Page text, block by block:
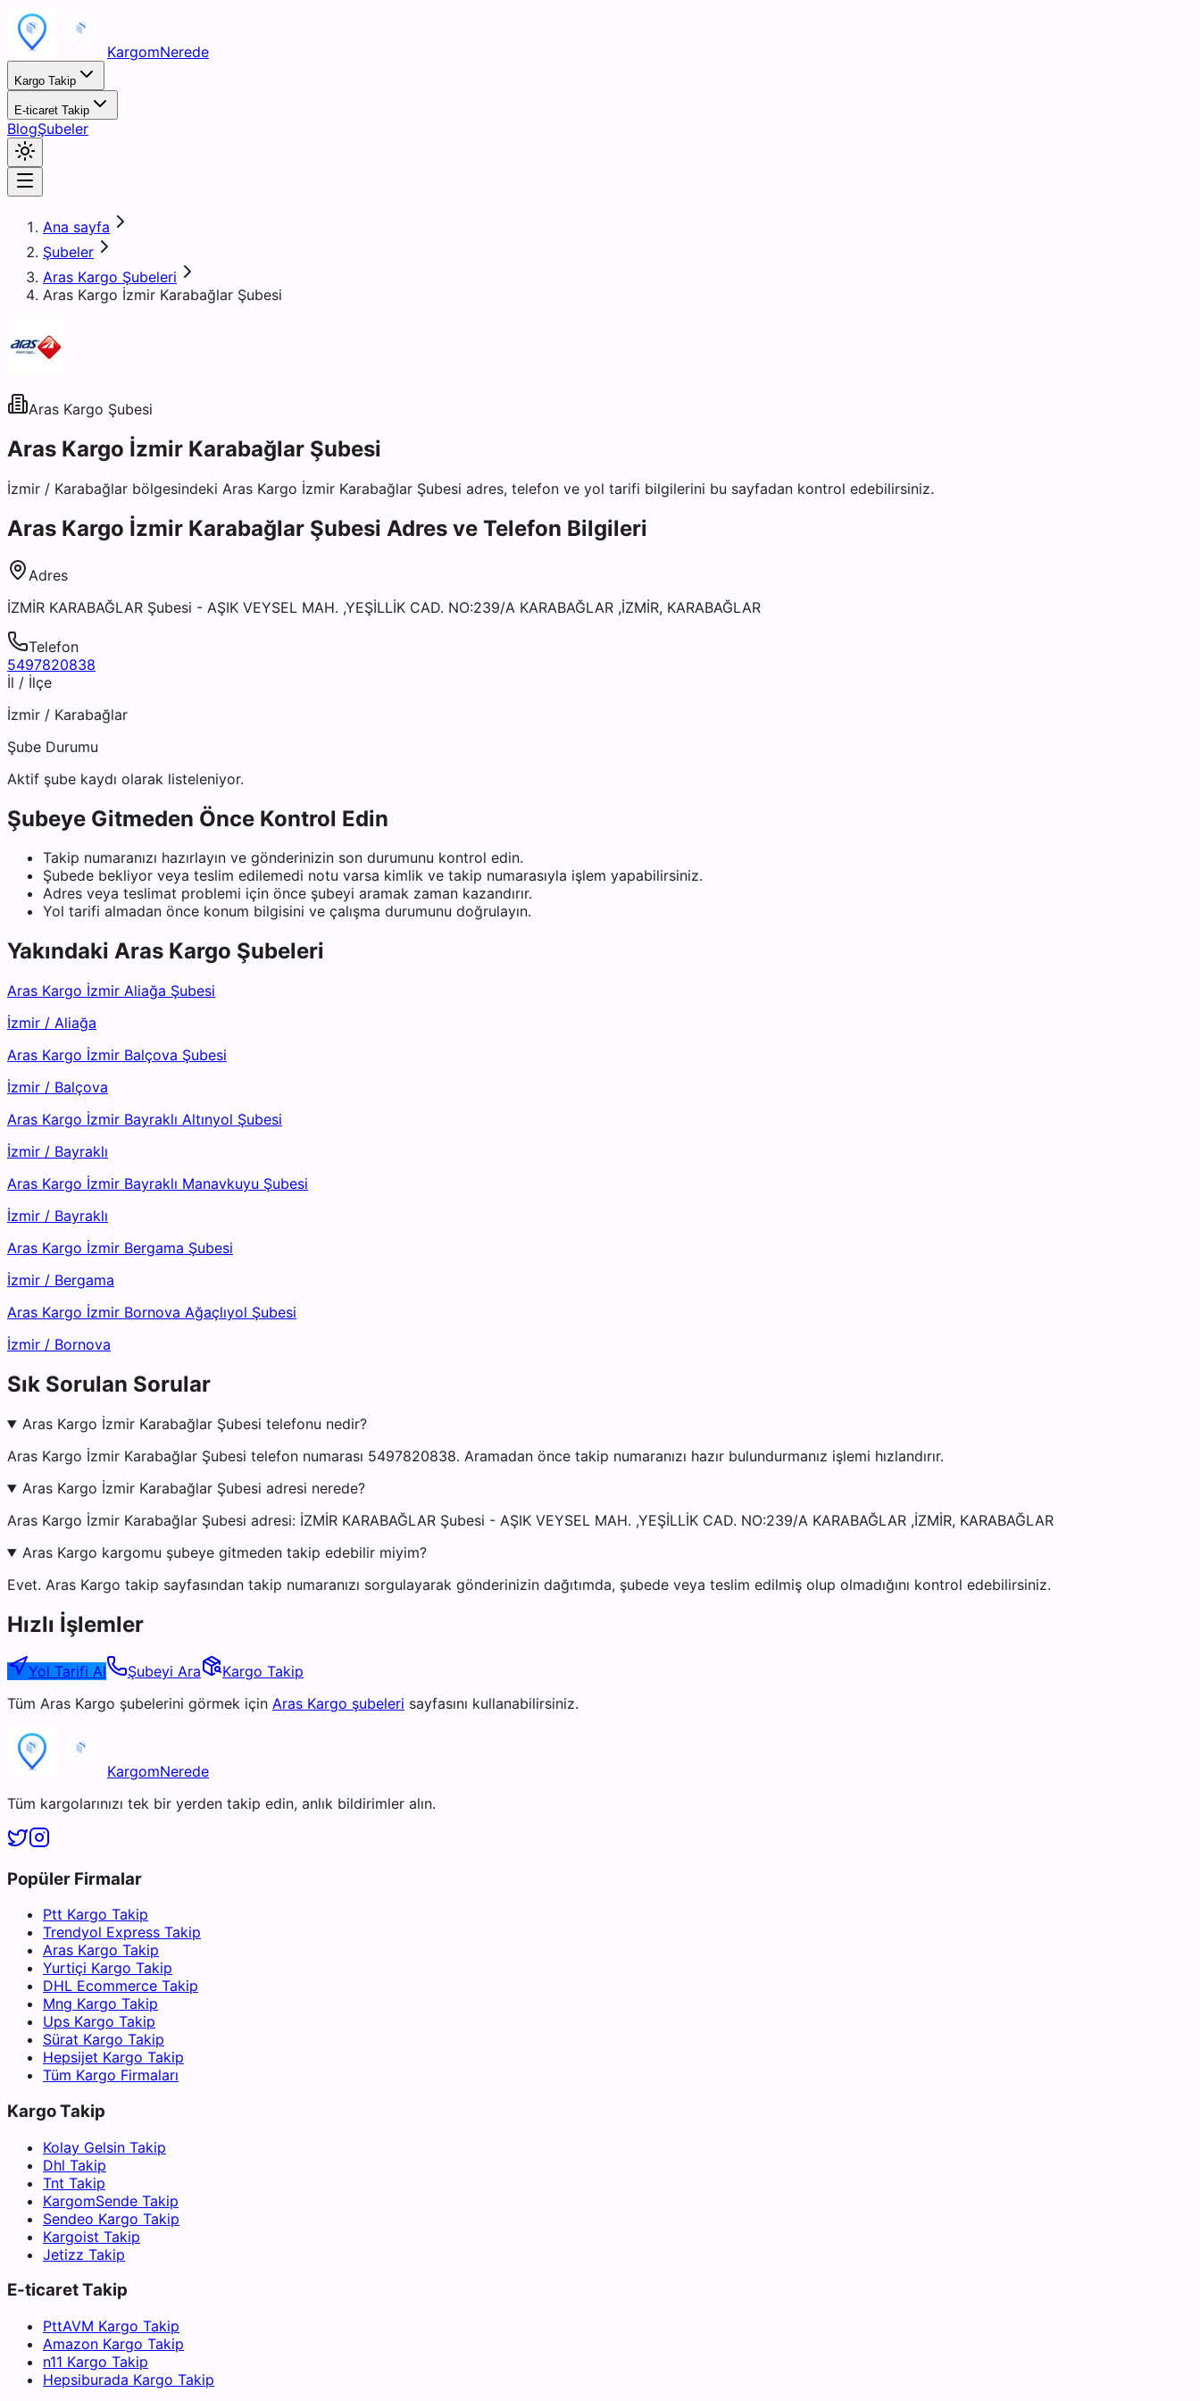
KargomNerede
Kargo Takip
E-ticaret Takip
BlogŞubeler
Ana sayfa
Şubeler
Aras Kargo Şubeleri
Aras Kargo İzmir Karabağlar Şubesi
Aras Kargo Şubesi
Aras Kargo İzmir Karabağlar Şubesi
İzmir / Karabağlar bölgesindeki Aras Kargo İzmir Karabağlar Şubesi adres, telefon ve yol tarifi bilgilerini bu sayfadan kontrol edebilirsiniz.
Aras Kargo İzmir Karabağlar Şubesi Adres ve Telefon Bilgileri
Adres
İZMİR KARABAĞLAR Şubesi - AŞIK VEYSEL MAH. ,YEŞİLLİK CAD. NO:239/A KARABAĞLAR ,İZMİR, KARABAĞLAR
Telefon
5497820838
İl / İlçe
İzmir / Karabağlar
Şube Durumu
Aktif şube kaydı olarak listeleniyor.
Şubeye Gitmeden Önce Kontrol Edin
Takip numaranızı hazırlayın ve gönderinizin son durumunu kontrol edin.
Şubede bekliyor veya teslim edilemedi notu varsa kimlik ve takip numarasıyla işlem yapabilirsiniz.
Adres veya teslimat problemi için önce şubeyi aramak zaman kazandırır.
Yol tarifi almadan önce konum bilgisini ve çalışma durumunu doğrulayın.
Yakındaki Aras Kargo Şubeleri
Aras Kargo İzmir Aliağa Şubesi
İzmir / Aliağa
Aras Kargo İzmir Balçova Şubesi
İzmir / Balçova
Aras Kargo İzmir Bayraklı Altınyol Şubesi
İzmir / Bayraklı
Aras Kargo İzmir Bayraklı Manavkuyu Şubesi
İzmir / Bayraklı
Aras Kargo İzmir Bergama Şubesi
İzmir / Bergama
Aras Kargo İzmir Bornova Ağaçlıyol Şubesi
İzmir / Bornova
Sık Sorulan Sorular
Aras Kargo İzmir Karabağlar Şubesi telefonu nedir?
Aras Kargo İzmir Karabağlar Şubesi telefon numarası 5497820838. Aramadan önce takip numaranızı hazır bulundurmanız işlemi hızlandırır.
Aras Kargo İzmir Karabağlar Şubesi adresi nerede?
Aras Kargo İzmir Karabağlar Şubesi adresi: İZMİR KARABAĞLAR Şubesi - AŞIK VEYSEL MAH. ,YEŞİLLİK CAD. NO:239/A KARABAĞLAR ,İZMİR, KARABAĞLAR
Aras Kargo kargomu şubeye gitmeden takip edebilir miyim?
Evet. Aras Kargo takip sayfasından takip numaranızı sorgulayarak gönderinizin dağıtımda, şubede veya teslim edilmiş olup olmadığını kontrol edebilirsiniz.
Hızlı İşlemler
Yol Tarifi Al Şubeyi Ara
Kargo Takip
Tüm Aras Kargo şubelerini görmek için Aras Kargo şubeleri sayfasını kullanabilirsiniz.
KargomNerede
Tüm kargolarınızı tek bir yerden takip edin, anlık bildirimler alın.
Popüler Firmalar
Ptt Kargo Takip
Trendyol Express Takip
Aras Kargo Takip
Yurtiçi Kargo Takip
DHL Ecommerce Takip
Mng Kargo Takip
Ups Kargo Takip
Sürat Kargo Takip
Hepsijet Kargo Takip
Tüm Kargo Firmaları
Kargo Takip
Kolay Gelsin Takip
Dhl Takip
Tnt Takip
KargomSende Takip
Sendeo Kargo Takip
Kargoist Takip
Jetizz Takip
E-ticaret Takip
PttAVM Kargo Takip
Amazon Kargo Takip
n11 Kargo Takip
Hepsiburada Kargo Takip